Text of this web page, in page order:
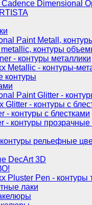
Dimensional
Paint Metall,
контуры
- контуры металлики
Metallic - контуры-
контуры
Paint Glitter -
Glitter - контуры с
- контуры с блестками
- контуры
рельефные
DecArt 3D
Pluster Pen -
лаки